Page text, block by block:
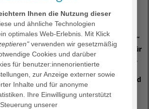
„Gesund und glücklich“
Seitzer, Chefarzt der Klinik für
EV. BATHILDISKRANKENHAUS,
Mai 2026 um 19:00 Uhr in der
Pyrmont über das Thema Alzheimer und
was wir heute wissen und was wir tun
Ihnen die Nutzung dieser
und ähnliche Technologien
optimales Web-Erlebnis. Mit Klick
verwenden wir gesetzmäßig
Cookies und darüber
für benutzer:innenorientierte
zur Anzeige externer sowie
Inhalte und für anonyme
Ihre Einwilligung unterstützt
unserer